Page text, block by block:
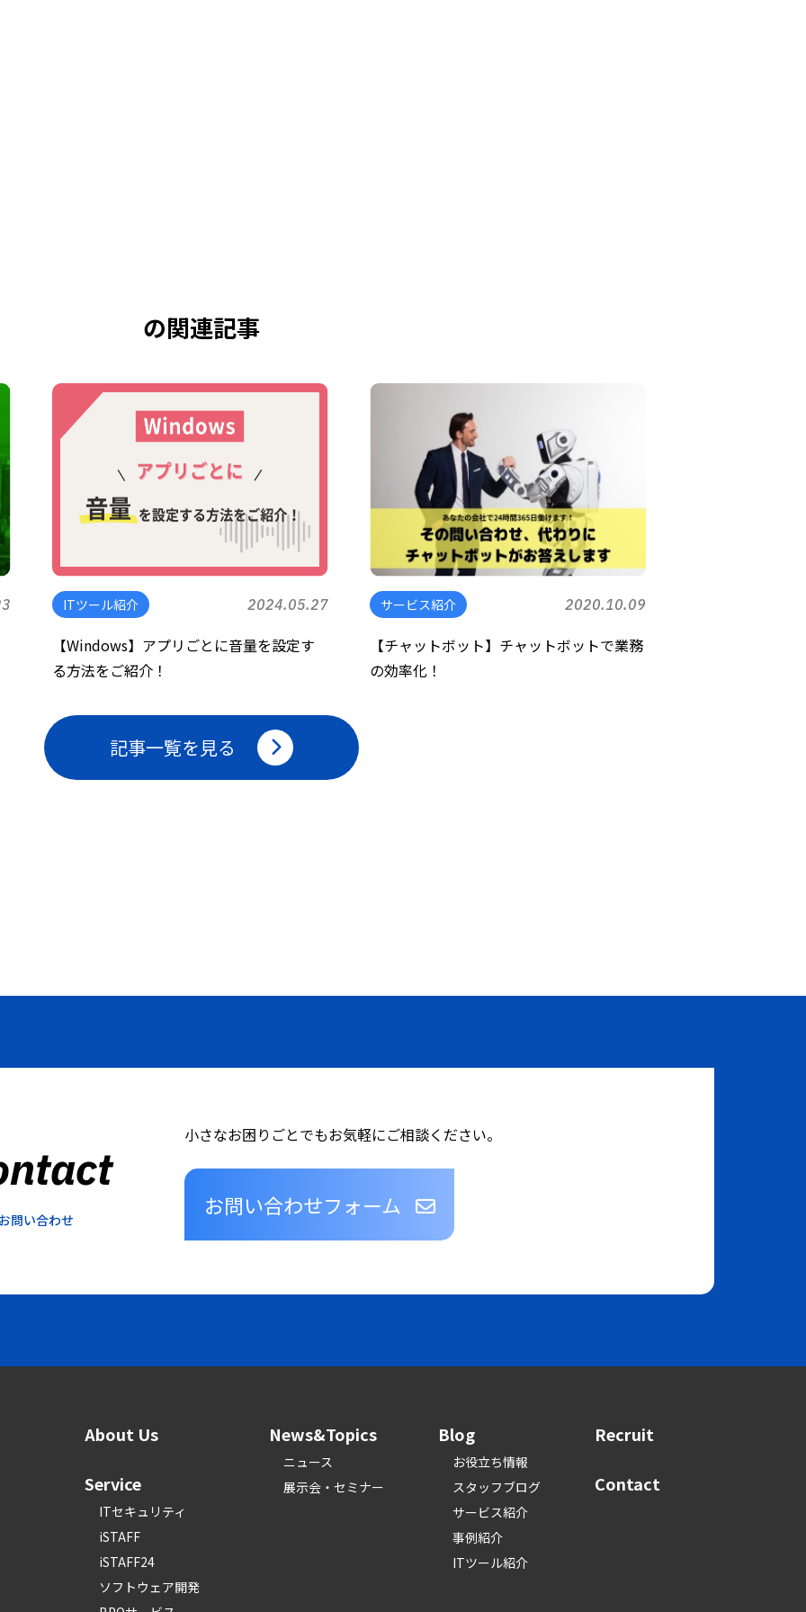
の関連記事
ITツール紹介 2024.05.27
【Windows】アプリごとに音量を設定す
る方法をご紹介！
サービス紹介 2020.10.09
【チャットボット】チャットボットで業務
の効率化！
記事一覧を見る
問い合わせ
小さなお困りごとでもお気軽にご相談ください。
お問い合わせフォーム
About Us
Service
ITセキュリティ
iSTAFF
iSTAFF24
ソフトウェア開発
News&Topics
ニュース
展示会・セミナー
Blog
お役立ち情報
スタッフブログ
サービス紹介
事例紹介
ITツール紹介
Recruit
Contact